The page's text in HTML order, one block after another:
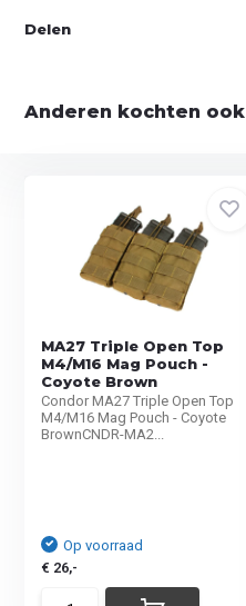
Delen
Anderen kochten ook
MA27 Triple Open Top
M4/M16 Mag Pouch -
Coyote Brown
Condor MA27 Triple Open Top
M4/M16 Mag Pouch - Coyote
BrownCNDR-MA2...
Op voorraad
€ 26,-